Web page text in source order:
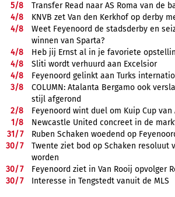
5/8
Transfer Read naar AS Roma van de
4/8
KNVB zet Van den Kerkhof op derby
4/8
Weet Feyenoord de stadsderby en
winnen van Sparta?
4/8
Heb jij Ernst al in je favoriete
4/8
Sliti wordt verhuurd aan Excelsior
4/8
Feyenoord gelinkt aan Turks
3/8
COLUMN: Atalanta Bergamo ook
stijl afgerond
2/8
Feyenoord wint duel om Kuip Cup van
1/8
Newcastle United concreet in de
31/7
Ruben Schaken woedend op
30/7
Twente ziet bod op Schaken resoluut
worden
30/7
Feyenoord ziet in Van Rooij opvolger
30/7 Interesse in Tengstedt vanuit de MLS